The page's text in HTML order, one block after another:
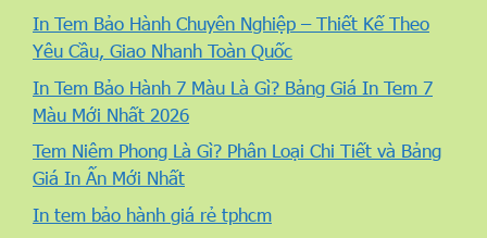
In Tem Bảo Hành Chuyên Nghiệp – Thiết Kế Theo
Yêu Cầu, Giao Nhanh Toàn Quốc
In Tem Bảo Hành 7 Màu Là Gì? Bảng Giá In Tem 7
Màu Mới Nhất 2026
Tem Niêm Phong Là Gì? Phân Loại Chi Tiết và Bảng
Giá In Ấn Mới Nhất
In tem bảo hành giá rẻ tphcm